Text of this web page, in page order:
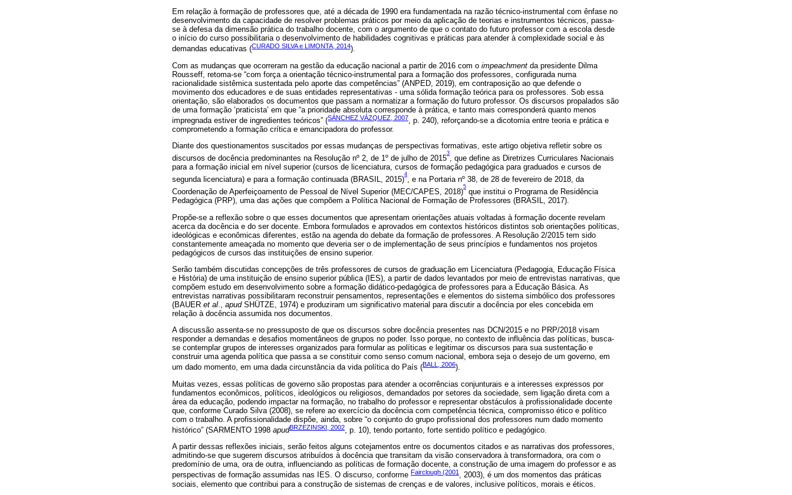
Em relação à formação de professores que, até a década de 1990 era fundamentada na razão técnico-instrumental com ênfase no
desenvolvimento da capacidade de resolver problemas práticos por meio da aplicação de teorias e instrumentos técnicos, passa-
se à defesa da dimensão prática do trabalho docente, com o argumento de que o contato do futuro professor com a escola desde
o início do curso possibilitaria o desenvolvimento de habilidades cognitivas e práticas para atender à complexidade social e às
demandas educativas (CURADO SILVA e LIMONTA, 2014).
Com as mudanças que ocorreram na gestão da educação nacional a partir de 2016 com o impeachment da presidente Dilma
Rousseff, retoma-se “com força a orientação técnico-instrumental para a formação dos professores, configurada numa
racionalidade sistêmica sustentada pelo aporte das competências” (ANPED, 2019), em contraposição ao que defende o
movimento dos educadores e de suas entidades representativas - uma sólida formação teórica para os professores. Sob essa
orientação, são elaborados os documentos que passam a normatizar a formação do futuro professor. Os discursos propalados são
de uma formação ‘praticista’ em que “a prioridade absoluta corresponde à prática, e tanto mais corresponderá quanto menos
impregnada estiver de ingredientes teóricos” (SÁNCHEZ VÁZQUEZ, 2007, p. 240), reforçando-se a dicotomia entre teoria e prática e
comprometendo a formação crítica e emancipadora do professor.
Diante dos questionamentos suscitados por essas mudanças de perspectivas formativas, este artigo objetiva refletir sobre os
discursos de docência predominantes na Resolução nº 2, de 1º de julho de 2015
3
, que define as Diretrizes Curriculares Nacionais
para a formação inicial em nível superior (cursos de licenciatura, cursos de formação pedagógica para graduados e cursos de
segunda licenciatura) e para a formação continuada (BRASIL, 2015)
4
, e na Portaria nº 38, de 28 de fevereiro de 2018, da
Coordenação de Aperfeiçoamento de Pessoal de Nível Superior (MEC/CAPES, 2018)
5
que institui o Programa de Residência
Pedagógica (PRP), uma das ações que compõem a Política Nacional de Formação de Professores (BRASIL, 2017).
Propõe-se a reflexão sobre o que esses documentos que apresentam orientações atuais voltadas à formação docente revelam
acerca da docência e do ser docente. Embora formulados e aprovados em contextos históricos distintos sob orientações políticas,
ideológicas e econômicas diferentes, estão na agenda do debate da formação de professores. A Resolução 2/2015 tem sido
constantemente ameaçada no momento que deveria ser o de implementação de seus princípios e fundamentos nos projetos
pedagógicos de cursos das instituições de ensino superior.
Serão também discutidas concepções de três professores de cursos de graduação em Licenciatura (Pedagogia, Educação Física
e História) de uma instituição de ensino superior pública (IES), a partir de dados levantados por meio de entrevistas narrativas, que
compõem estudo em desenvolvimento sobre a formação didático-pedagógica de professores para a Educação Básica. As
entrevistas narrativas possibilitaram reconstruir pensamentos, representações e elementos do sistema simbólico dos professores
(BAUER et al apudSHÜTZE, 1974) e produziram um significativo material para discutir a docência por eles concebida em
relação à docência assumida nos documentos.
A discussão assenta-se no pressuposto de que os discursos sobre docência presentes nas DCN/2015 e no PRP/2018 visam
responder a demandas e desafios momentâneos de grupos no poder. Isso porque, no contexto de influência das políticas, busca-
se contemplar grupos de interesses organizados para formular as políticas e legitimar os discursos para sua sustentação e
construir uma agenda política que passa a se constituir como senso comum nacional, embora seja o desejo de um governo, em
um dado momento, em uma dada circunstância da vida política do País (BALL, 2006).
Muitas vezes, essas políticas de governo são propostas para atender a ocorrências conjunturais e a interesses expressos por
fundamentos econômicos, políticos, ideológicos ou religiosos, demandados por setores da sociedade, sem ligação direta com a
área da educação, podendo impactar na formação, no trabalho do professor e representar obstáculos à profissionalidade docente
que, conforme Curado Silva (2008), se refere ao exercício da docência com competência técnica, compromisso ético e político
com o trabalho. A profissionalidade dispõe, ainda, sobre “o conjunto do grupo profissional dos professores num dado momento
histórico” (SARMENTO 1998 apudBRZEZINSKI, 2002
, p. 10), tendo portanto, forte sentido político e pedagógico.
A partir dessas reflexões iniciais, serão feitos alguns cotejamentos entre os documentos citados e as narrativas dos professores,
admitindo-se que sugerem discursos atribuídos à docência que transitam da visão conservadora à transformadora, ora com o
predomínio de uma, ora de outra, influenciando as políticas de formação docente, a construção de uma imagem do professor e as
perspectivas de formação assumidas nas IES. O discurso, conforme Fairclough (2001 , 2003), é um dos momentos das práticas
sociais, elemento que contribui para a construção de sistemas de crenças e de valores, inclusive políticos, morais e éticos.